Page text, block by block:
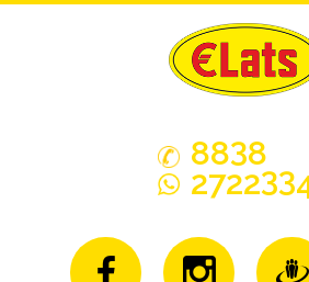
8838
272233